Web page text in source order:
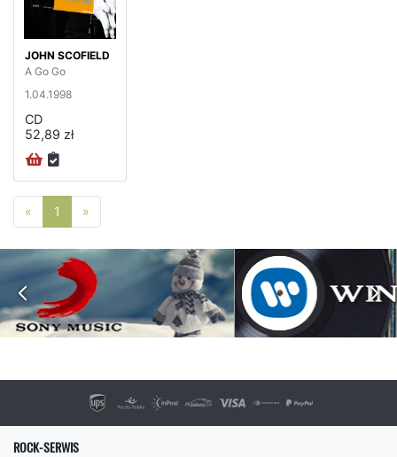
JOHN SCOFIELD
A Go Go
1.04.1998
CD
52,89 zł
« Poprzednia strona
1 »
ROCK-SERWIS